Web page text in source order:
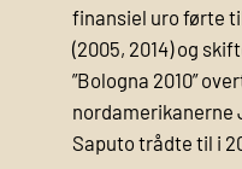
finansiel uro førte
(2005, 2014) og
”Bologna 2010”
nordamerikanerne
Saputo trådte til i